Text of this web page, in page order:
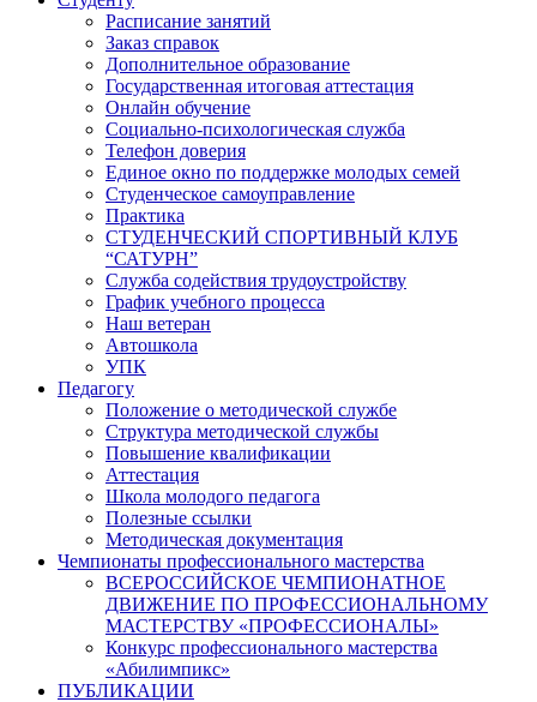
Расписание занятий
Заказ справок
Дополнительное образование
Государственная итоговая аттестация
Онлайн обучение
Социально-психологическая служба
Телефон доверия
Единое окно по поддержке молодых семей
Студенческое самоуправление
Практика
СТУДЕНЧЕСКИЙ СПОРТИВНЫЙ КЛУБ
“САТУРН”
Служба содействия трудоустройству
График учебного процесса
Наш ветеран
Автошкола
УПК
Педагогу
Положение о методической службе
Структура методической службы
Повышение квалификации
Аттестация
Школа молодого педагога
Полезные ссылки
Методическая документация
Чемпионаты профессионального мастерства
ВСЕРОССИЙСКОЕ ЧЕМПИОНАТНОЕ
ДВИЖЕНИЕ ПО ПРОФЕССИОНАЛЬНОМУ
МАСТЕРСТВУ «ПРОФЕССИОНАЛЫ»
Конкурс профессионального мастерства
«Абилимпикс»
ПУБЛИКАЦИИ